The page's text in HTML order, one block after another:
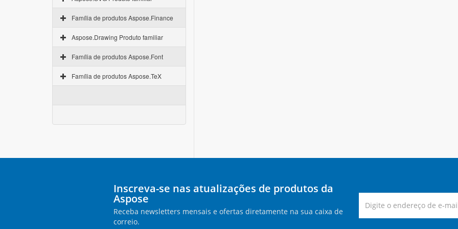
Família de produtos Aspose.Finance
Aspose.Drawing Produto familiar
Família de produtos Aspose.Font
Família de produtos Aspose.TeX
Inscreva-se nas atualizações de produtos da
Aspose
Receba newsletters mensais e ofertas diretamente na sua caixa de
correio.